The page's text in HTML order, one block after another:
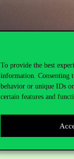
To provide the best
information. Consenting
behavior or unique IDs
certain features and